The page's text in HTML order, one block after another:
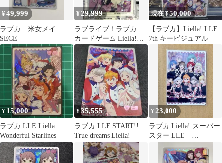
¥49,999
ラブカ 米女メイ
SECE
¥ 29,999
ラブライブ！ラブカ
カードゲーム Liella!
Song for All
現在 ¥50,000
【ラブカ】Liella! LLE
7th キービジュアル
¥ 15,000
ラブカ LLE Liella
Wonderful Starlines
¥35,555
ラブカ LLE START!!
True dreams Liella!
¥23,000
ラブカ Liella! スーパー
スター LLE